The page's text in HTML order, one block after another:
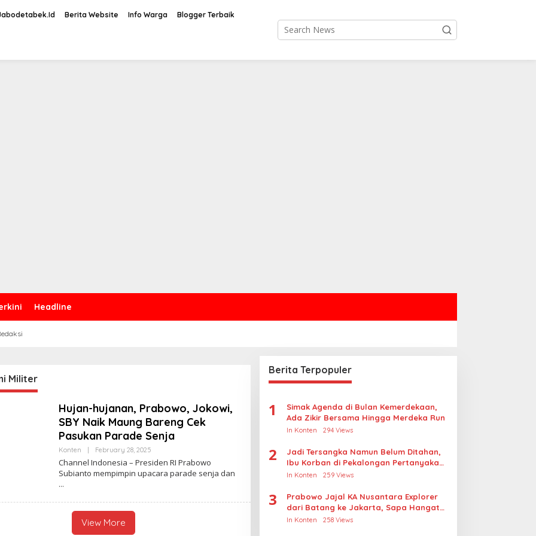
Berita Website Info Warga Blogger Terbaik
Headline
Militer
Hujan-hujanan, Prabowo, Jokowi,
SBY Naik Maung Bareng Cek
Pasukan Parade Senja
Konten February 28, 2025
Y
C
H
N
Channel Indonesia – Presiden RI Prabowo
Subianto mempimpin upacara parade senja dan
View More
Berita Terpopuler
1
Simak Agenda di Bulan Kemerdekaan,
Ada Zikir Bersama Hingga Merdeka Run
In Konten 294 Views
2
Jadi Tersangka Namun Belum Ditahan,
Ibu Korban di Pekalongan Pertanyakan
Keseriusan Polisi Tangani Kasus
In Konten 259 Views
3
Prabowo Jajal KA Nusantara Explorer
dari Batang ke Jakarta, Sapa Hangat
Warga
In Konten 258 Views